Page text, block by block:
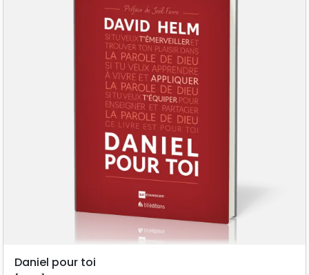
Daniel pour toi